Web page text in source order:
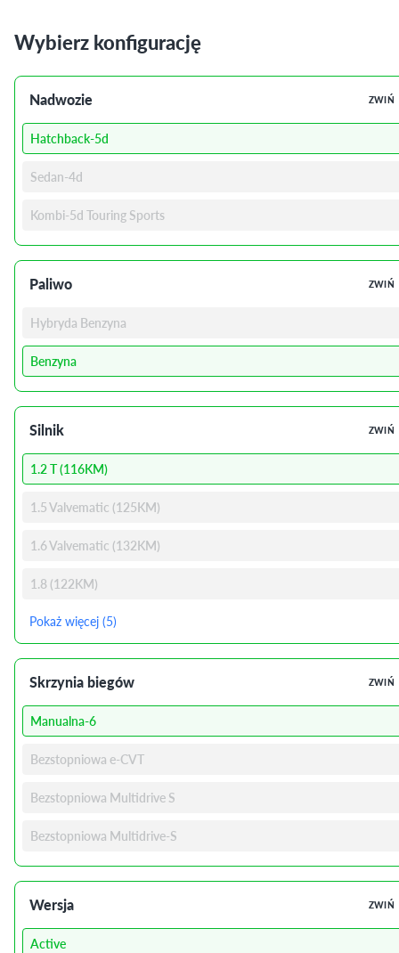
Wybierz konfigurację
Nadwozie ZWIŃ
Hatchback-5d
Sedan-4d
Kombi-5d Touring Sports
Paliwo ZWIŃ
Hybryda Benzyna
Benzyna
Silnik ZWIŃ
1.2 T (116KM)
1.5 Valvematic (125KM)
1.6 Valvematic (132KM)
1.8 (122KM)
Pokaż więcej (5)
Skrzynia biegów ZWIŃ
Manualna-6
Bezstopniowa e-CVT
Bezstopniowa Multidrive S
Bezstopniowa Multidrive-S
Wersja ZWIŃ
Active